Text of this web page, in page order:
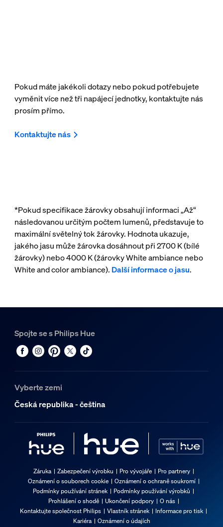
Pokud máte jakékoli dotazy nebo pokud potřebujete
vyměnit více než tři napájecí jednotky, kontaktujte nás
prosím přímo.
Kontaktujte nás
*Pokud specifikace žárovky obsahují informaci „Až“
následovanou určitým počtem lumenů, představuje to
maximální světelný tok žárovky. Hodnota ukazuje,
jakého jasu může žárovka dosáhnout při 2700 K (bílé
žárovky) nebo 4000 K (žárovky White ambiance nebo
White and color ambiance). Další informace o jasu.
Spojte se s Philips Hue
Vyberte zemi
Česká republika - čeština
Záruka Zabezpečení výrobku Pro vývojáře
Pro partnery
Oznámení o souborech cookie
Oznámení o ochraně soukromí
Podmínky používání stránek
Podmínky používání výrobků
Prohlášení o shodě
Ukončení podpory
O nás
Kontaktujte společnost Philips
Vlastník stránek
Informace pro tisk
Kariéra
Oznámení o údajích